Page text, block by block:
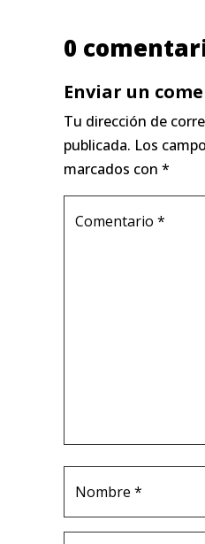
0
Enviar un
Tu dirección de
publicada. Los
marcados con *